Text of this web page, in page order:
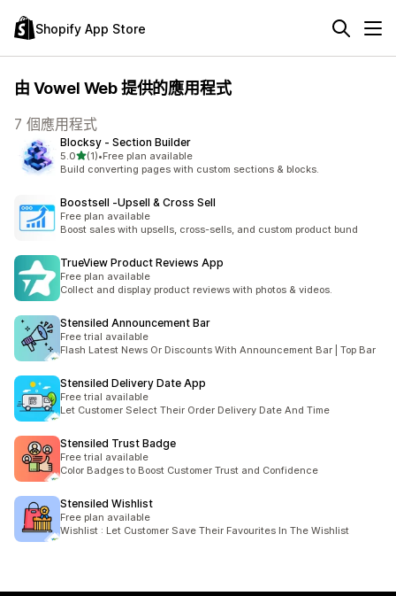
Shopify App Store
由 Vowel Web 提供的應用程式
7 個應用程式
Blocksy ‑ Section Builder
5.0滿分 5 顆星
(1)
共有 1 則評價
•Free plan available
Build converting pages with custom sections & blocks.
Boostsell ‑Upsell & Cross Sell
Free plan available
Boost sales with upsells, cross-sells, and custom product bund
TrueView Product Reviews App
Free plan available
Collect and display product reviews with photos & videos.
Stensiled Announcement Bar
Free trial available
Flash Latest News Or Discounts With Announcement Bar | Top Bar
Stensiled Delivery Date App
Free trial available
Let Customer Select Their Order Delivery Date And Time
Stensiled Trust Badge
Free trial available
Color Badges to Boost Customer Trust and Confidence
Stensiled Wishlist
Free plan available
Wishlist : Let Customer Save Their Favourites In The Wishlist